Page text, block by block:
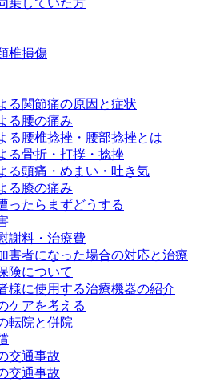
乗していた方
椎損傷
る関節痛の原因と症状
る腰の痛み
る腰椎捻挫・腰部捻挫とは
る骨折・打撲・捻挫
る頭痛・めまい・吐き気
る膝の痛み
ったらまずどうする
謝料・治療費
害者になった場合の対応と治療
険について
様に使用する治療機器の紹介
ケアを考える
転院と併院
交通事故
交通事故